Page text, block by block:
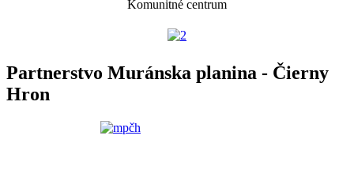
Komunitné centrum
Partnerstvo Muránska planina - Čierny
Hron